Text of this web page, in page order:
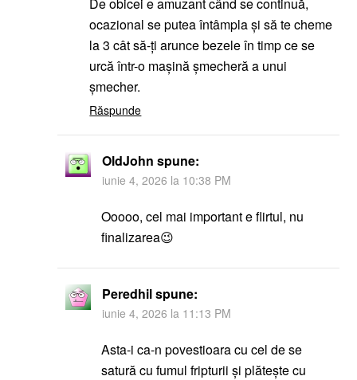
ocazional se putea întâmpla şi să te cheme
la 3 cât să-ți arunce bezele în timp ce se
urcă într-o maşină şmecheră a unui
şmecher.
Răspunde
OldJohn spune:
iunie 4, 2026 la 10:38 PM
Ooooo, cel mai important e flirtul, nu
finalizarea😉
Peredhilspune:
iunie 4, 2026 la 11:13 PM
Asta-i ca-n povestioara cu cel de se
satură cu fumul fripturii şi plăteşte cu